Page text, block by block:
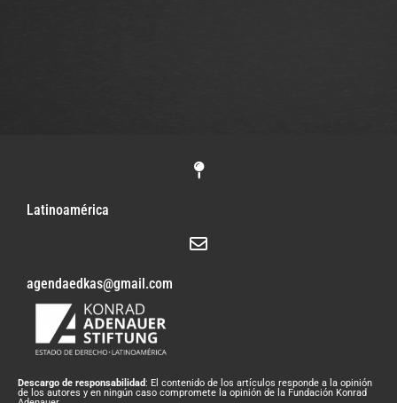
Latinoamérica
agendaedkas@gmail.com
Descargo de responsabilidad: El contenido de los artículos responde a la opinión
de los autores y en ningún caso compromete la opinión de la Fundación Konrad